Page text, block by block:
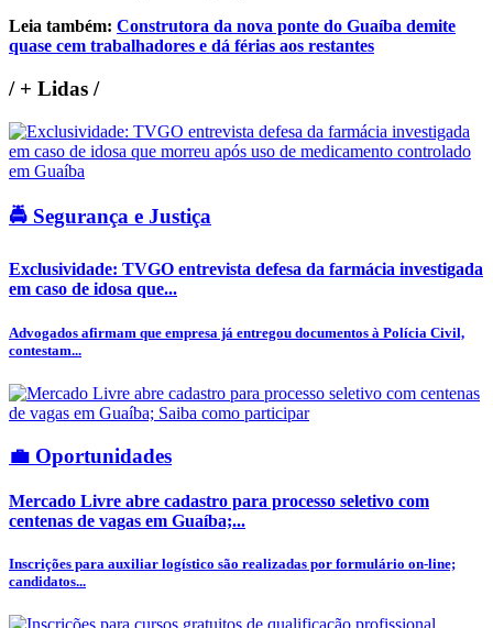
Leia também: Construtora da nova ponte do Guaíba demite
quase cem trabalhadores e dá férias aos restantes
/+ Lidas /
🚔 Segurança e Justiça
Exclusividade: TVGO entrevista defesa da farmácia investigada
em caso de idosa que...
Advogados afirmam que empresa já entregou documentos à Polícia Civil,
contestam...
💼 Oportunidades
Mercado Livre abre cadastro para processo seletivo com
centenas de vagas em Guaíba;...
Inscrições para auxiliar logístico são realizadas por formulário on-line;
candidatos...